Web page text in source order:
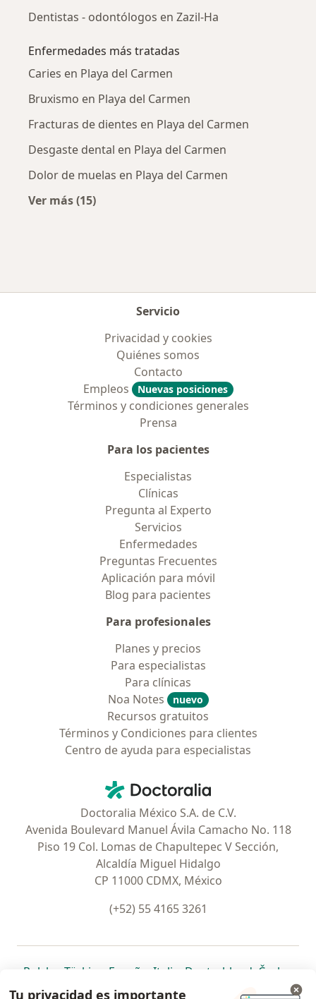
Dentistas - odontólogos en Zazil-Ha
Enfermedades más tratadas
Caries en Playa del Carmen
Bruxismo en Playa del Carmen
Fracturas de dientes en Playa del Carmen
Desgaste dental en Playa del Carmen
Dolor de muelas en Playa del Carmen
Ver más (15)
Servicio
Privacidad y cookies
Quiénes somos
Contacto
Empleos
Nuevas posiciones
Términos y condiciones generales
Prensa
Para los pacientes
Especialistas
Clínicas
Pregunta al Experto
Servicios
Enfermedades
Preguntas Frecuentes
Aplicación para móvil
Blog para pacientes
Para profesionales
Planes y precios
Para especialistas
Para clínicas
Noa Notes
nuevo
Recursos gratuitos
Términos y Condiciones para clientes
Centro de ayuda para especialistas
Doctoralia - Página de inicio
Doctoralia México S.A. de C.V.
Avenida Boulevard Manuel Ávila Camacho No. 118
Piso 19 Col. Lomas de Chapultepec V Sección,
Alcaldía Miguel Hidalgo
CP 11000 CDMX, México
(+52) 55 4165 3261
Polska se abre en una nueva pestaña
Türkiye se abre en una nueva pestaña
España se abre en una nueva pestaña
Italia se abre en una nueva
Deutschlandse abre en
Česko
Portugal
se abre en una nueva pestaña
México se abre en una nueva pestaña
Chile se abre en una nueva pestaña
Brasil se abre en una nueva
se abre en
se
Tu privacidad es importante